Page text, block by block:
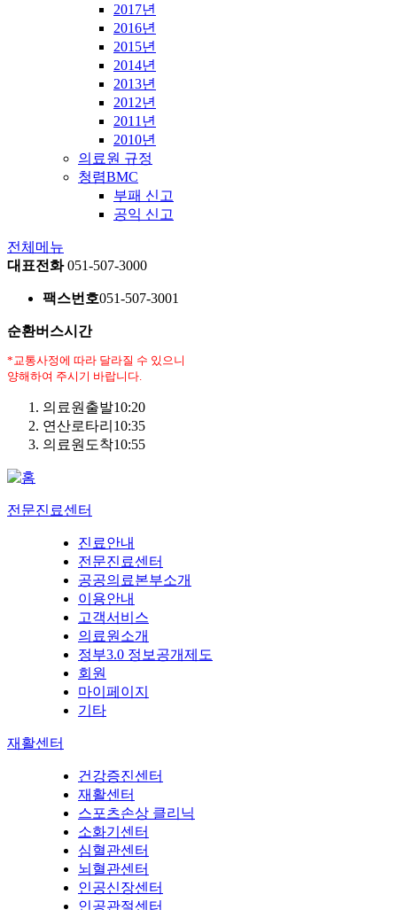
2017년
2016년
2015년
2014년
2013년
2012년
2011년
2010년
의료원 규정
청렴BMC
부패 신고
공익 신고
전체메뉴
대표전화 051-507-3000
팩스번호051-507-3001
순환버스시간
*교통사정에 따라 달라질 수 있으니
양해하여 주시기 바랍니다.
의료원출발10:20
연산로타리 10:35
의료원도착10:55
전문진료센터
진료안내
전문진료센터
공공의료본부소개
이용안내
고객서비스
의료원소개
정부3.0 정보공개제도
회원
마이페이지
기타
재활센터
건강증진센터
재활센터
스포츠손상 클리닉
소화기센터
심혈관센터
뇌혈관센터
인공신장센터
인공관절센터